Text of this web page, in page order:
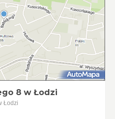
8 w Łodzi
Łodzi